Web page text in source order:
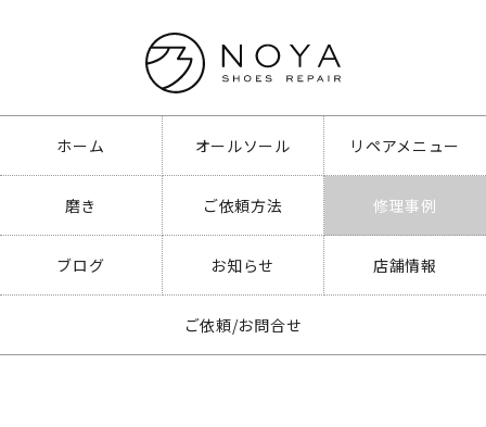
ホーム オールソール リペアメニュー
磨き ご依頼方法 修理事例
ブログ お知らせ 店舗情報
ご依頼/お問合せ